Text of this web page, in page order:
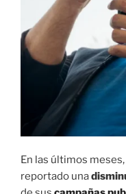
En las últimos
reportado una